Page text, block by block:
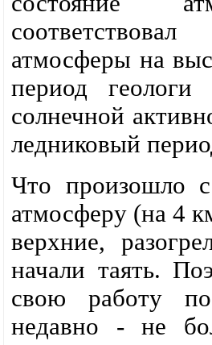
атмосферы на
период
солнечной
ледниковый
Что произошло
атмосферу (на 4
верхние,
начали таять.
свою работу
недавно - не